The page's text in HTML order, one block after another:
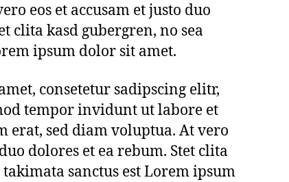
eos et accusam et justo duo
clita kasd gubergren, no sea
ipsum dolor sit amet.
consetetur sadipscing elitr,
tempor invidunt ut labore et
erat, sed diam voluptua. At vero
dolores et ea rebum. Stet clita
sanctus est Lorem ipsum